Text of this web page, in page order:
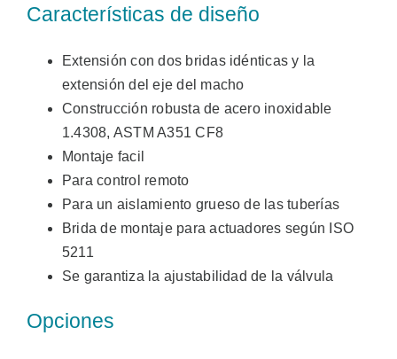
Características de diseño
Extensión con dos bridas idénticas y la
extensión del eje del macho
Construcción robusta de acero inoxidable
1.4308, ASTM A351 CF8
Montaje facil
Para control remoto
Para un aislamiento grueso de las tuberías
Brida de montaje para actuadores según ISO
5211
Se garantiza la ajustabilidad de la válvula
Opciones